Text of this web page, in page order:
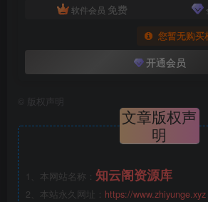
软件会员 免费
您暂无购买
开通会员
版权声明
文章版权声
明
1、本网站名称： 知云阁资源库
2、本站永久网址： https://www.zhiyunge.xyz